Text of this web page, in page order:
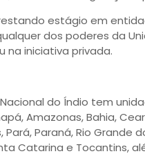
estágio em
dos poderes da
na iniciativa privada.
do Índio tem
Amazonas, Bahia,
Pará, Paraná, Rio Grande
Catarina e Tocantins,